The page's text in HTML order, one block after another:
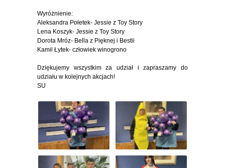
Wyróżnienie:
Aleksandra Połetek- Jessie z Toy Story
Lena Koszyk- Jessie z Toy Story
Dorota Mróz- Bella z Pięknej i Bestii
Kamil Łytek- człowiek winogrono
Dziękujemy wszystkim za udział i zapraszamy do
udziału w kolejnych akcjach!
SU